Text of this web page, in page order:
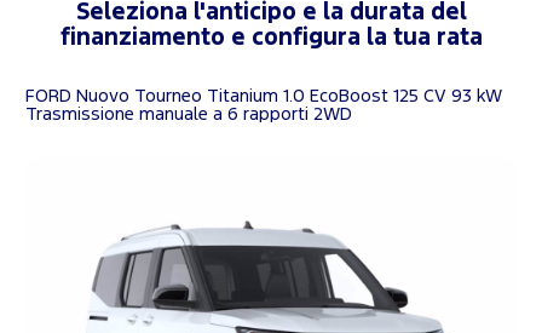
Seleziona l'anticipo e la durata del
finanziamento e configura la tua rata
FORD Nuovo Tourneo Titanium 1.0 EcoBoost 125 CV 93 kW
Trasmissione manuale a 6 rapporti 2WD